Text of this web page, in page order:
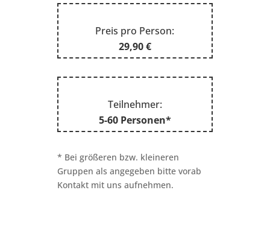
Preis pro Person:
29,90 €
Teilnehmer:
5-60 Personen*
* Bei größeren bzw. kleineren
Gruppen als angegeben bitte vorab
Kontakt mit uns aufnehmen.